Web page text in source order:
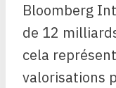
Bloomberg
de 12
cela
valorisations